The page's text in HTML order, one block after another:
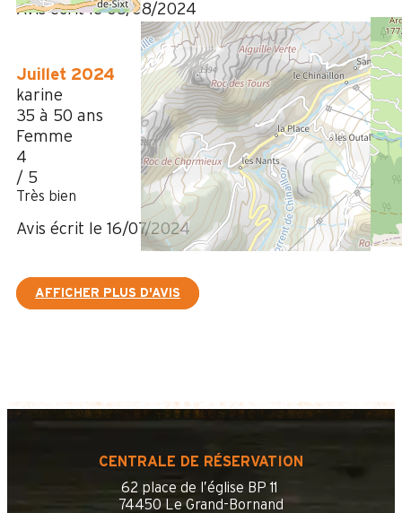
Avis écrit le 05/08/2024
Juillet 2024
karine
35 à 50 ans
Femme
4
/ 5
Très bien
Avis écrit le 16/07/2024
AFFICHER PLUS D'AVIS
CENTRALE DE RÉSERVATION
62 place de l’église BP 11
74450 Le Grand-Bornand